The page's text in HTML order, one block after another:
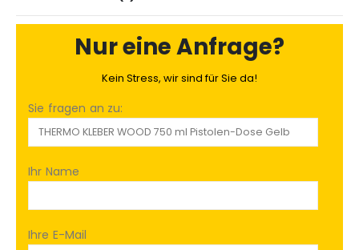
Nur eine Anfrage?
Kein Stress, wir sind für Sie da!
Sie fragen an zu:
Ihr Name
Ihre E-Mail